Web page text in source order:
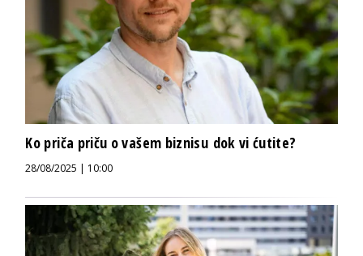
Ko priča priču o vašem biznisu dok vi ćutite?
28/08/2025 | 10:00